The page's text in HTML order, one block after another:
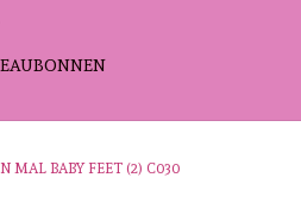
MAL BABY FEET (2) C030